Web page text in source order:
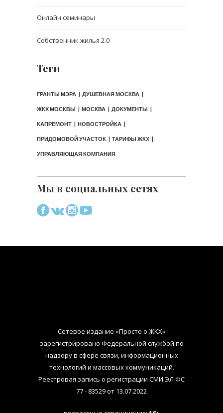
Онлайн семинары
Собственник жилья 2.0
Теги
ГРАНТЫ МЭРА ДУШЕВНАЯ МОСКВА
ЖКХ МОСКВЫ МОСКВА ДОКУМЕНТЫ
КАПРЕМОНТ НОВОСТРОЙКА
ПРИДОМОВОЙ УЧАСТОК ТАРИФЫ ЖКХ
УПРАВЛЯЮЩАЯ КОМПАНИЯ
Мы в социальных сетях
Сетевое издание «Просто о ЖКХ»
зарегистрировано Федеральной службой по
надзору в сфере связи, информационных
технологий и массовых коммуникаций.
Реестровая запись о регистрации СМИ ЭЛ ФС
77 - 83529 от 13.07.2022